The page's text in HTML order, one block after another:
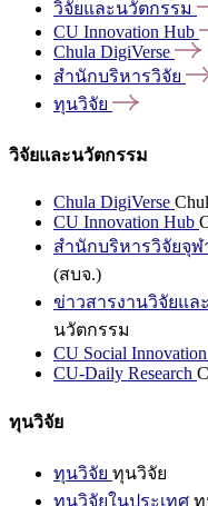
วิจัยและนวัตกรรม
CU Innovation Hub
Chula DigiVerse
สำนักบริหารวิจัย
ทุนวิจัย
วิจัยและนวัตกรรม
Chula DigiVerse
CU Innovation Hub
สำนักบริหารวิจัยจุฬ
(สบจ.)
ข่าวสารงานวิจัยแล
นวัตกรรม
CU Social
CU-Daily Research
ทุนวิจัย
ทุนวิจัย ทุนวิจัย
ทุนวิจัยในประเทศ ทุ